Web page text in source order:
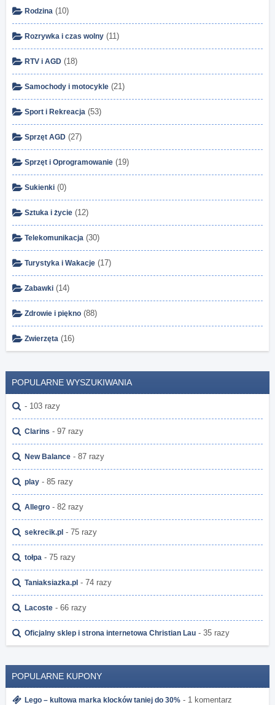
Rodzina (10)
Rozrywka i czas wolny (11)
RTV i AGD (18)
Samochody i motocykle (21)
Sport i Rekreacja (53)
Sprzęt AGD (27)
Sprzęt i Oprogramowanie (19)
Sukienki (0)
Sztuka i życie (12)
Telekomunikacja (30)
Turystyka i Wakacje (17)
Zabawki (14)
Zdrowie i piękno (88)
Zwierzęta (16)
POPULARNE WYSZUKIWANIA
- 103 razy
Clarins - 97 razy
New Balance - 87 razy
play - 85 razy
Allegro - 82 razy
sekrecik.pl - 75 razy
tołpa - 75 razy
Taniaksiazka.pl - 74 razy
Lacoste - 66 razy
Oficjalny sklep i strona internetowa Christian Lau - 35 razy
POPULARNE KUPONY
Lego – kultowa marka klocków taniej do 30% - 1 komentarz